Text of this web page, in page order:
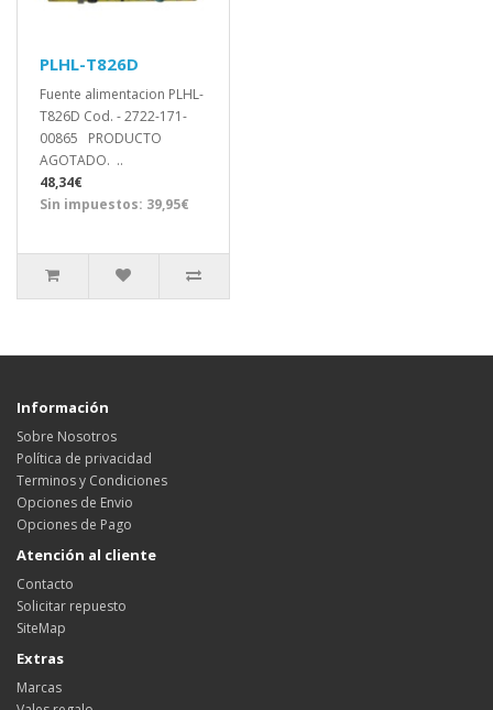
PLHL-T826D
Fuente alimentacion PLHL-
T826D Cod. - 2722-171-
00865 PRODUCTO
AGOTADO. ..
48,34€
Sin impuestos: 39,95€
Información
Sobre Nosotros
Política de privacidad
Terminos y Condiciones
Opciones de Envio
Opciones de Pago
Atención al cliente
Contacto
Solicitar repuesto
SiteMap
Extras
Marcas